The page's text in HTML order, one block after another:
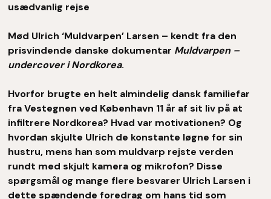
usædvanlig rejse
Mød Ulrich ‘Muldvarpen’ Larsen – kendt fra den
prisvindende danske dokumentar Muldvarpen –
undercover i Nordkorea.
Hvorfor brugte en helt almindelig dansk familiefar
fra Vestegnen ved København 11 år af sit liv på at
infiltrere Nordkorea? Hvad var motivationen? Og
hvordan skjulte Ulrich de konstante løgne for sin
hustru, mens han som muldvarp rejste verden
rundt med skjult kamera og mikrofon? Disse
spørgsmål og mange flere besvarer Ulrich Larsen i
dette spændende foredrag om hans tid som